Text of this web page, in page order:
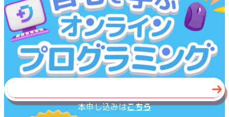
本申し込みはこちら